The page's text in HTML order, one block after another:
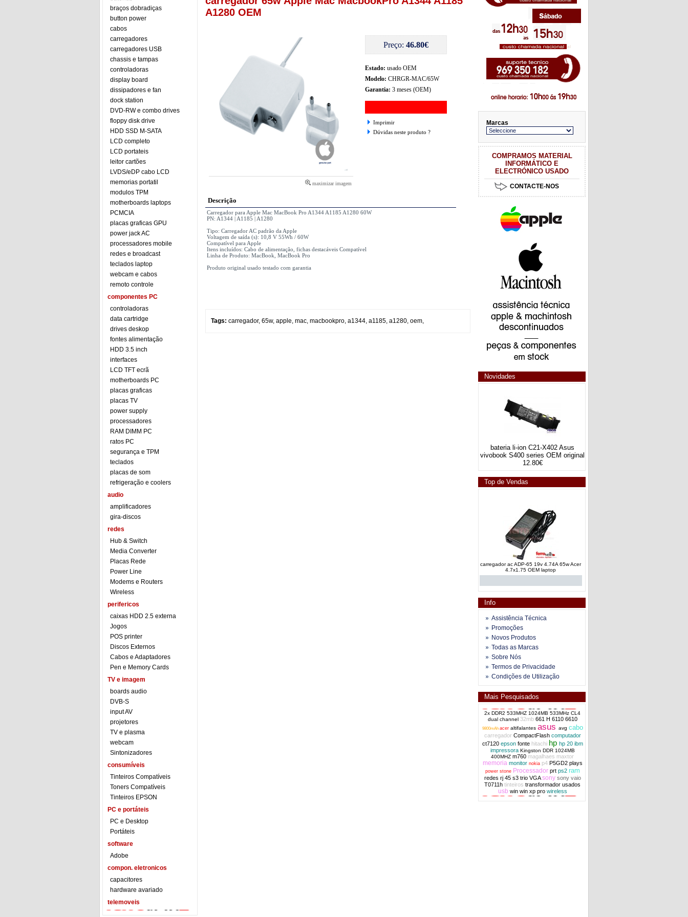
braços dobradiças
button power
cabos
carregadores
carregadores USB
chassis e tampas
controladoras
display board
dissipadores e fan
dock station
DVD-RW e combo drives
floppy disk drive
HDD SSD M-SATA
LCD completo
LCD portateis
leitor cartões
LVDS/eDP cabo LCD
memorias portatil
modulos TPM
motherboards laptops
PCMCIA
placas graficas GPU
power jack AC
processadores mobile
redes e broadcast
teclados laptop
webcam e cabos
remoto controle
componentes PC
controladoras
data cartridge
drives deskop
fontes alimentação
HDD 3.5 inch
interfaces
LCD TFT ecrã
motherboards PC
placas graficas
placas TV
power supply
processadores
RAM DIMM PC
ratos PC
segurança e TPM
teclados
placas de som
refrigeração e coolers
audio
amplificadores
gira-discos
redes
Hub & Switch
Media Converter
Placas Rede
Power Line
Modems e Routers
Wireless
perifericos
caixas HDD 2.5 externa
Jogos
POS printer
Discos Externos
Cabos e Adaptadores
Pen e Memory Cards
TV e imagem
boards audio
DVB-S
input AV
projetores
TV e plasma
webcam
Sintonizadores
consumíveis
Tinteiros Compatíveis
Toners Compatíveis
Tinteiros EPSON
PC e portáteis
PC e Desktop
Portáteis
software
Adobe
compon. eletronicos
capacitores
hardware avariado
telemoveis
A1280 OEM
maximizar imagem
Preço: 46.80€
Estado: usado OEM
Modelo: CHRGR-MAC/65W
Garantia: 3 meses (OEM)
Imprimir
Dúvidas neste produto ?
Descrição
Carregador para Apple Mac MacBook Pro A1344 A1185 A1280 60W
PN: A1344 | A1185 | A1280
Tipo: Carregador AC padrão da Apple
Voltagem de saída (s): 10,8 V 55Wh / 60W
Compatível para Apple
Itens incluídos: Cabo de alimentação, fichas destacáveis ​​Compatível
Linha de Produto: MacBook, MacBook Pro
Produto original usado testado com garantia
Tags: carregador, 65w, apple, mac, macbookpro, a1344, a1185, a1280, oem,
Marcas
COMPRAMOS MATERIAL
INFORMÁTICO E
ELECTRÓNICO USADO
CONTACTE-NOS
Novidades
bateria li-ion C21-X402 Asus
vivobook S400 series OEM original
12.80€
Top de Vendas
carregador ac ADP-65 19v 4.74A 65w Acer
4.7x1.75 OEM laptop
carregador Toshiba Fujitsu Asus insys 19V
4.74A OEM novo
carregador Sony Vaio 19.5v 90w 2-
POWER 2HIX Novo OEM
Info
Assistência Técnica
Promoções
Novos Produtos
Todas as Marcas
Sobre Nós
Termos de Privacidade
Condições de Utilização
Mais Pesquisados
2x DDR2 533MHZ 1024MB 533MHz CL4
dual channel 32mb 661 H 6110 6610
9800mAh acer altifalantes asus avg cabo
carregador CompactFlash computador
ct7120 epson fonte hitachi hp hp 20 ibm
impressora Kingston DDR 1024MB
400MHZ m760 magalhaes maxtor
memoria monitor nokia p4 P5GD2 plays
power stone Processador prt ps2 ram
redes rj 45 s3 trio VGAsony sony vaio
T0711h tinteiros transformador usados
usb win win xp pro wireless